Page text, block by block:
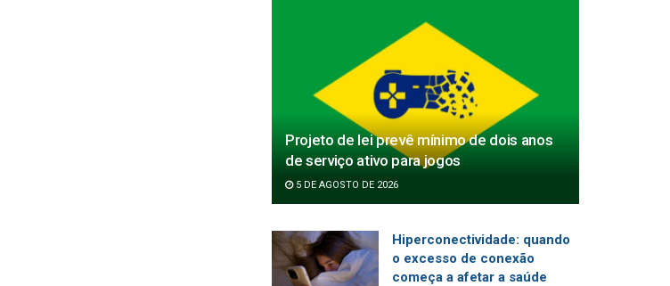
Projeto de lei prevê mínimo de dois anos
de serviço ativo para jogos
5 DE AGOSTO DE 2026
Hiperconectividade: quando
o excesso de conexão
começa a afetar a saúde